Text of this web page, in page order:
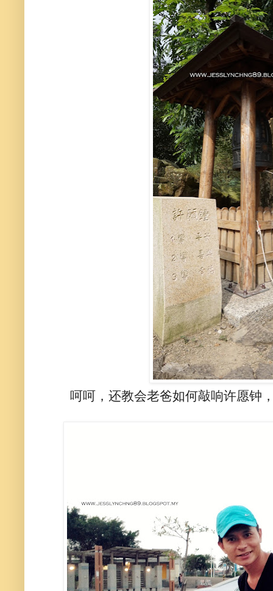
呵呵，还教会老爸如何敲响许愿钟